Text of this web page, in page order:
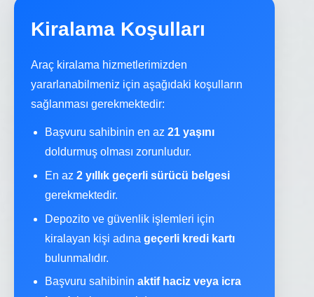
Kiralama Koşulları
Araç kiralama hizmetlerimizden
yararlanabilmeniz için aşağıdaki koşulların
sağlanması gerekmektedir:
Başvuru sahibinin en az 21 yaşını
doldurmuş olması zorunludur.
En az 2 yıllık geçerli sürücü belgesi
gerekmektedir.
Depozito ve güvenlik işlemleri için
kiralayan kişi adına geçerli kredi kartı
bulunmalıdır.
Başvuru sahibinin aktif haciz veya icra